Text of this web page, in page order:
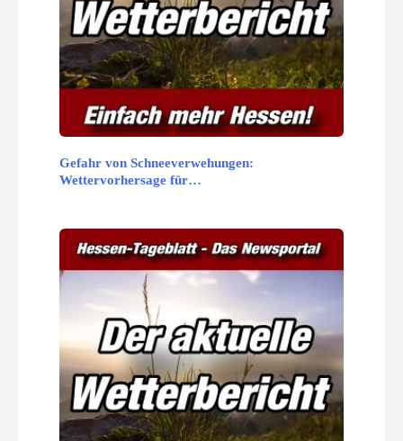
Gefahr von Schneeverwehungen:
Wettervorhersage für…